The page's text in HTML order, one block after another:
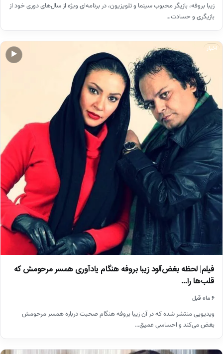
زیبا بروفه، بازیگر محبوب سینما و تلویزیون، در برنامه‌ای ویژه از سال‌های دوری خود از
بازیگری و حسادت…
▶
اخبار
فیلم| لحظه بغض‌آلود زیبا بروفه هنگام یادآوری همسر مرحومش که
قلب‌ها را…
۶ ماه قبل
ویدیویی منتشر شده که در آن زیبا بروفه هنگام صحبت درباره همسر مرحومش
بغض می‌کند و احساسی عمیق…